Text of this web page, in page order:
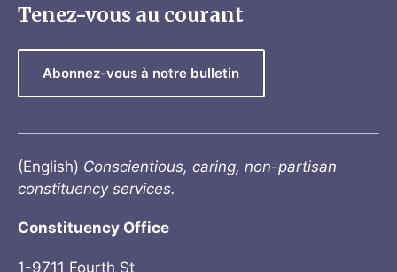
Tenez-vous au courant
Abonnez-vous à notre bulletin
(English) Conscientious, caring, non-partisan
constituency services.
Constituency Office
1-9711 Fourth St